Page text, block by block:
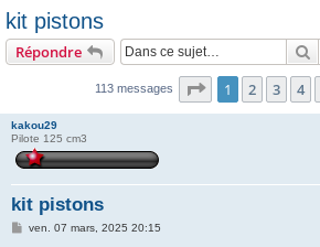
kit pistons
Répondre
113 messages Page 1sur8
1 2 3 4
kakou29
Pilote 125 cm3
kit pistons
Mven. 07 mars, 2025 20:15